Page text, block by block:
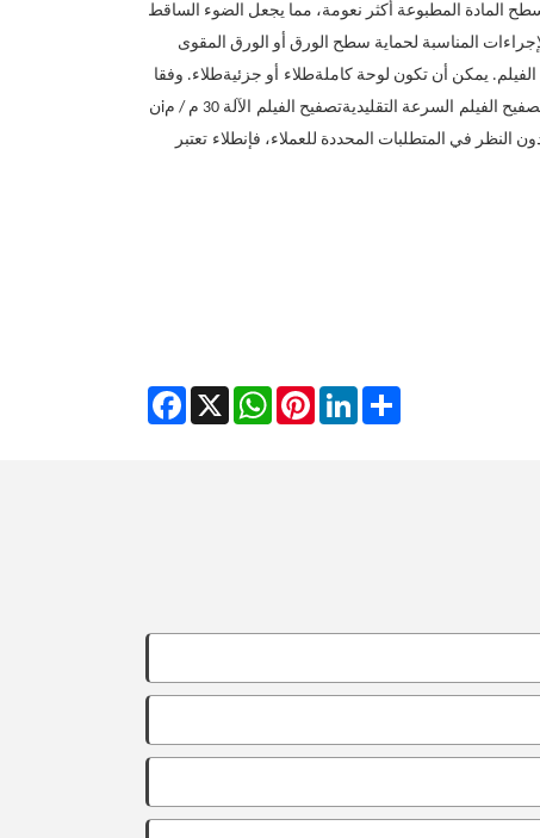
سطح المادة المطبوعة أكثر نعومة، مما يجعل الضوء الساقط
المناسبة لحماية سطح الورق أو الورق المقوى
. يمكن أن تكون لوحة كاملةطلاء أو جزئيةطلاء. وفقا
الفيلم السرعة التقليديةتصفيح الفيلم الآلة 30 م / م iن
النظر في المتطلبات المحددة للعملاء، فإنطلاء تعتبر
Facebook X
WhatsAppPinterestLinkedInShare